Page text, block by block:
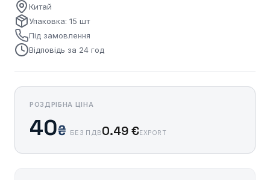
Китай
Упаковка: 15 шт
Під замовлення
Відповідь за 24 год
РОЗДРІБНА ЦІНА
40₴ БЕЗ ПДВ0.49 €EXPORT